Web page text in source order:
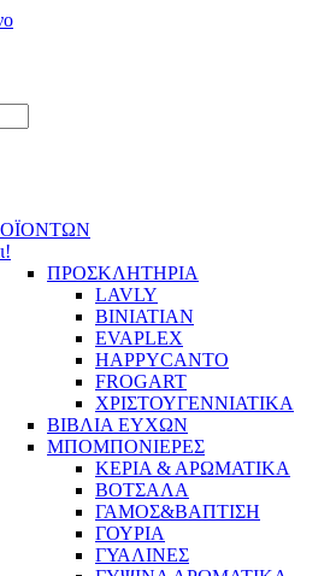
ΠΡΟΣΚΛΗΤΗΡΙΑ
LAVLY
BINIATIAN
EVAPLEX
HAPPYCANTO
FROGART
ΧΡΙΣΤΟΥΓΕΝΝΙΑΤΙΚΑ
ΒΙΒΛΙΑ ΕΥΧΩΝ
ΜΠΟΜΠΟΝΙΕΡΕΣ
ΚΕΡΙΑ & ΑΡΩΜΑΤΙΚΑ
ΒΟΤΣΑΛΑ
ΓΑΜΟΣ&ΒΑΠΤΙΣΗ
ΓΟΥΡΙΑ
ΓΥΑΛΙΝΕΣ